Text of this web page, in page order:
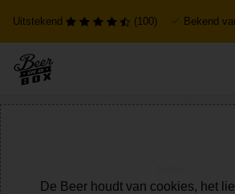
Uitstekend (100) Bekend
De Beer houdt van cookies, het